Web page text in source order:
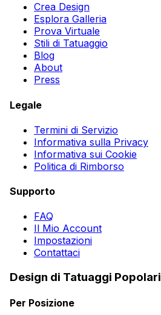
Crea Design
Esplora Galleria
Prova Virtuale
Stili di Tatuaggio
Blog
About
Press
Legale
Termini di Servizio
Informativa sulla Privacy
Informativa sui Cookie
Politica di Rimborso
Supporto
FAQ
Il Mio Account
Impostazioni
Contattaci
Design di Tatuaggi Popolari
Per Posizione